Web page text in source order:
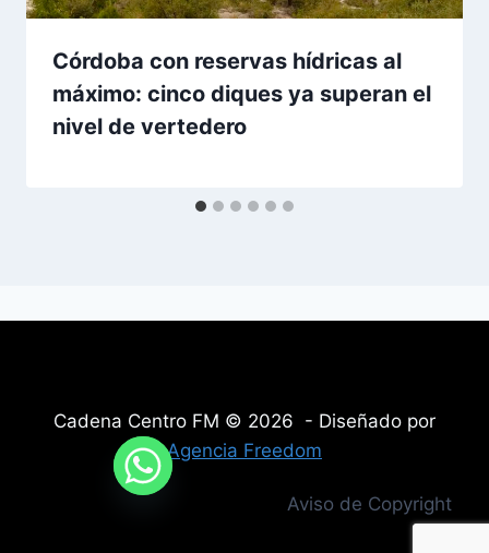
Córdoba con reservas hídricas al
máximo: cinco diques ya superan el
nivel de vertedero
Cadena Centro FM © 2026 - Diseñado por
Agencia Freedom
Aviso de Copyright